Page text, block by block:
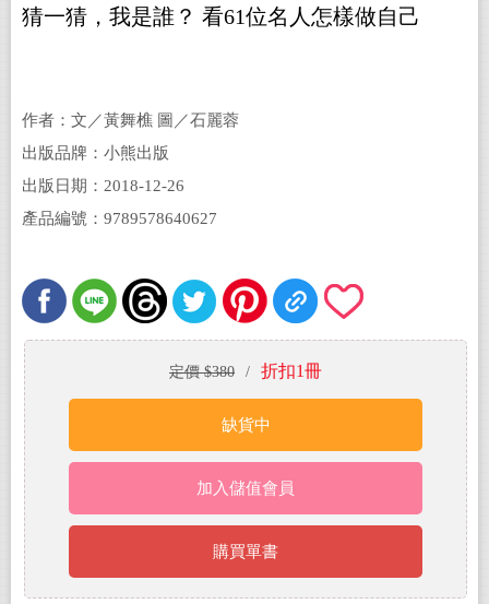
猜一猜，我是誰？ 看61位名人怎樣做自己
作者：文／黃舞樵 圖／石麗蓉
出版品牌：小熊出版
出版日期：2018-12-26
產品編號：9789578640627
定價 $380 / 折扣1冊
缺貨中
加入儲值會員
購買單書